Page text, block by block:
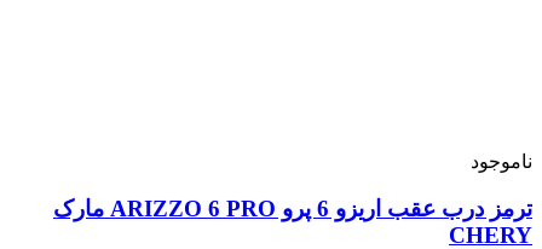
ناموجود
ترمز درب عقب اریزو 6 پرو ARIZZO 6 PRO مارک
CHERY